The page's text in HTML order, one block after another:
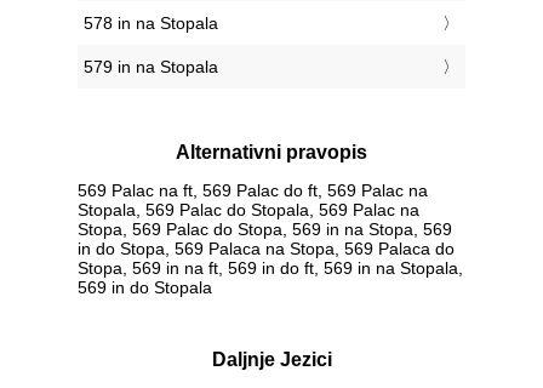
578 in na Stopala
579 in na Stopala
Alternativni pravopis
569 Palac na ft, 569 Palac do ft, 569 Palac na
Stopala, 569 Palac do Stopala, 569 Palac na
Stopa, 569 Palac do Stopa, 569 in na Stopa, 569
in do Stopa, 569 Palaca na Stopa, 569 Palaca do
Stopa, 569 in na ft, 569 in do ft, 569 in na Stopala,
569 in do Stopala
Daljnje Jezici